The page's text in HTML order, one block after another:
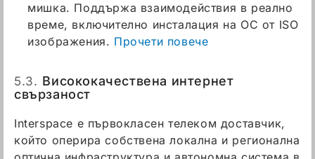
мишка. Поддържа взаимодействия в реално
време, включително инсталация на ОС от ISO
изображения. Прочети повече
5.3. Висококачествена интернет
свързаност
Interspace е първокласен телеком доставчик,
който оперира собствена локална и регионална